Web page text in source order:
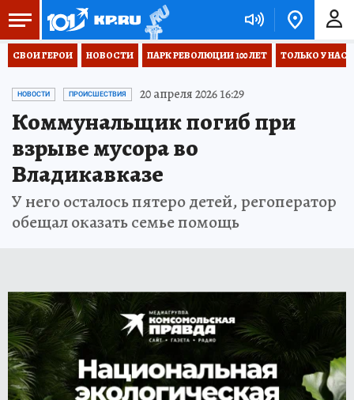
СВОИ ГЕРОИ НОВОСТИ ПАРК РЕВОЛЮЦИИ 100 ЛЕТ ТОЛЬКО У НАС
НОВОСТИ ПРОИСШЕСТВИЯ 20 апреля 2026 16:29
Коммунальщик погиб при
взрыве мусора во
Владикавказе
У него осталось пятеро детей, регоператор
обещал оказать семье помощь